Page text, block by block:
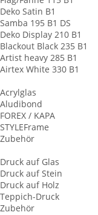
Deko Satin B1
Samba 195 B1 DS
Deko Display 210 B1
Blackout Black 235 B1
Artist heavy 285 B1
Airtex White 330 B1
Acrylglas
Aludibond
FOREX / KAPA
STYLEFrame
Zubehör
Druck auf Glas
Druck auf Stein
Druck auf Holz
Teppich-Druck
Zubehör